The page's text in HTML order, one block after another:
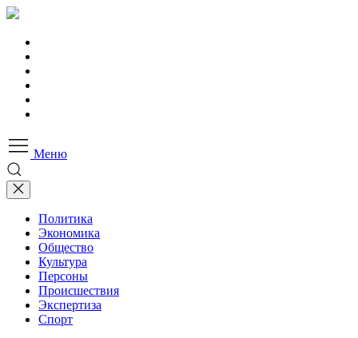
Меню
Политика
Экономика
Общество
Культура
Персоны
Происшествия
Экспертиза
Спорт